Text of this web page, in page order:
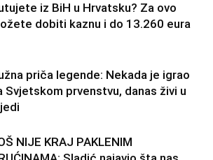
iz BiH u Hrvatsku? Za ovo
dobiti kaznu i do 13.260 eura
priča legende: Nekada je igrao
Svjetskom prvenstvu, danas živi u
NIJE KRAJ PAKLENIM